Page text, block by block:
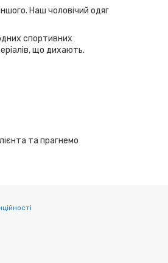
Наш чоловічий одяг
спортивних
що дихають.
та прагнемо